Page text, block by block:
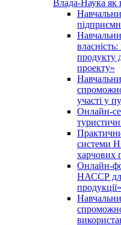
Влада-Наука як
продукту
проекту»
участі у
Онлайн-
системи
харчових
Онлайн-
НАССР
продукції»